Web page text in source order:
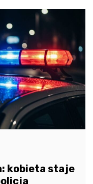
kobieta staje